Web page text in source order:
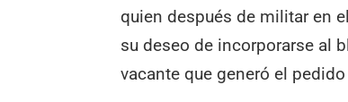
quien después de militar en
su deseo de incorporarse al
vacante que generó el